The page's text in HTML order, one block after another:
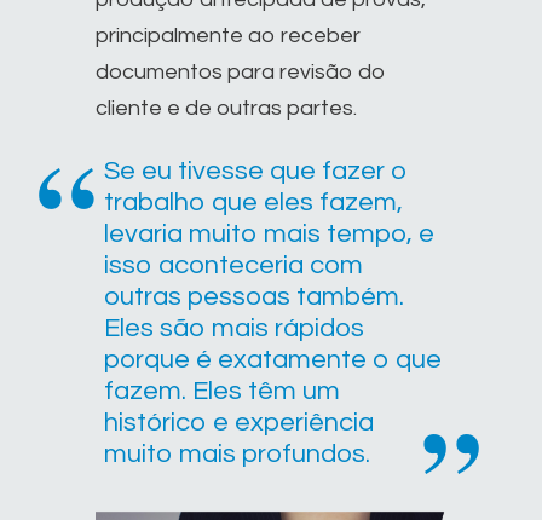
principalmente ao receber
documentos para revisão do
cliente e de outras partes.
Se eu tivesse que fazer o
trabalho que eles fazem,
levaria muito mais tempo, e
isso aconteceria com
outras pessoas também.
Eles são mais rápidos
porque é exatamente o que
fazem. Eles têm um
histórico e experiência
muito mais profundos.